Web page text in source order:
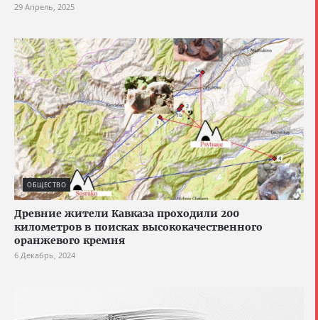
29 Апрель, 2025
ОБЩЕСТВО
Древние жители Кавказа проходили 200
километров в поисках высококачественного
оранжевого кремня
6 Декабрь, 2024